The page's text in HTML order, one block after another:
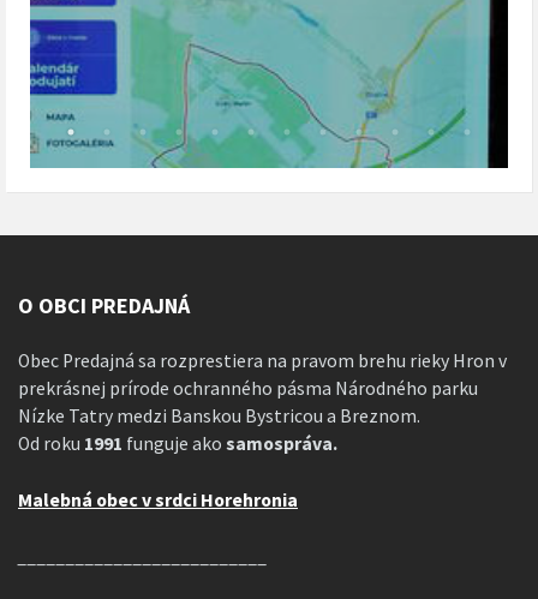
O OBCI PREDAJNÁ
Obec Predajná sa rozprestiera na pravom brehu rieky Hron v
prekrásnej prírode ochranného pásma Národného parku
Nízke Tatry medzi Banskou Bystricou a Breznom.
Od roku 1991 funguje ako samospráva.
Malebná obec v srdci Horehronia